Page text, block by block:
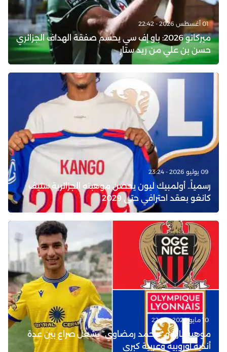
01 أغسطس 2026 - 22:42
ميركاتو 2026: باو إف سي يحسم صفقة الهداف الجزائري
حسن بن علي من ريد ستار
09 يوليو 2026 - 23:24
رسمياً.. أولمبيك ليون يحصن موهبته الجزائرية ستيف
كانغو بعقد احترافي حتى 2029
10 مايو 2026 - 22:27
موهبة بارادو “محمد رمضاوي” يشعل صراع بين عدة
أندية أوروبية وعربية كبرى